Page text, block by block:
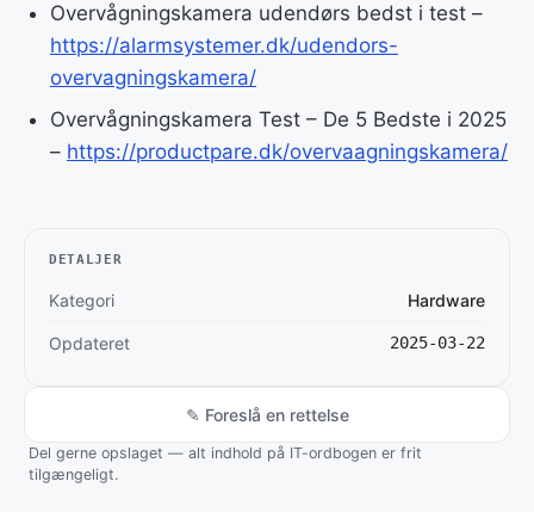
Overvågningskamera udendørs bedst i test –
https://alarmsystemer.dk/udendors-
overvagningskamera/
Overvågningskamera Test – De 5 Bedste i 2025
– https://productpare.dk/overvaagningskamera/
DETALJER
Kategori Hardware
Opdateret 2025-03-22
✎ Foreslå en rettelse
Del gerne opslaget — alt indhold på IT-ordbogen er frit
tilgængeligt.